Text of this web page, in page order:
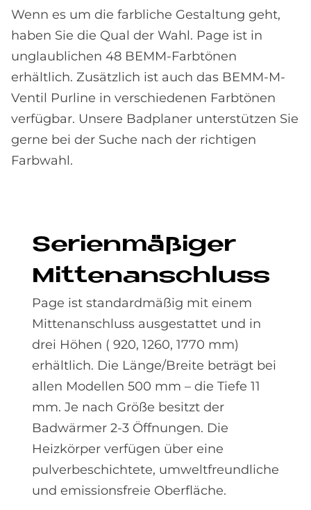
Wenn es um die farbliche Gestaltung geht,
haben Sie die Qual der Wahl. Page ist in
unglaublichen 48 BEMM-Farbtönen
erhältlich. Zusätzlich ist auch das BEMM-M-
Ventil Purline in verschiedenen Farbtönen
verfügbar. Unsere Badplaner unterstützen Sie
gerne bei der Suche nach der richtigen
Farbwahl.
Se­ri­en­mä­ßi­ger
Mit­ten­an­schluss
Page ist standardmäßig mit einem
Mittenanschluss ausgestattet und in
drei Höhen ( 920, 1260, 1770 mm)
erhältlich. Die Länge/Breite beträgt bei
allen Modellen 500 mm – die Tiefe 11
mm. Je nach Größe besitzt der
Badwärmer 2-3 Öffnungen. Die
Heizkörper verfügen über eine
pulverbeschichtete, umweltfreundliche
und emissionsfreie Oberfläche.